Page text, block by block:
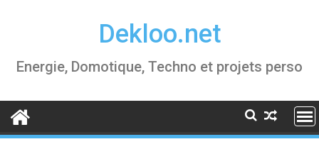
Dekloo.net
Energie, Domotique, Techno et projets perso